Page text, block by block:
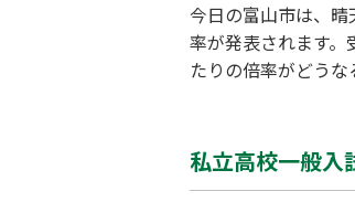
今日の富山市は、
率が発表されます
たりの倍率がどう
私立高校一般入